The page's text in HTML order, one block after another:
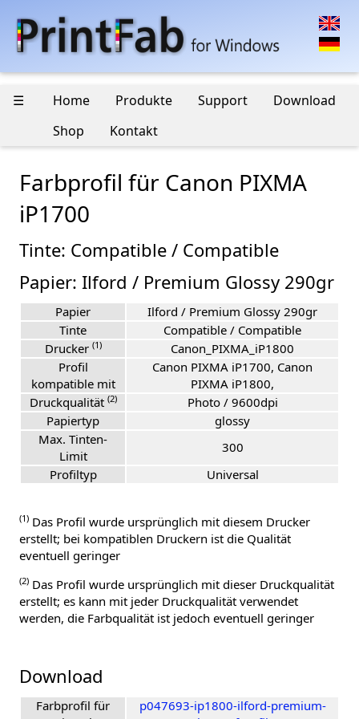
☰ Home Produkte Support
Download
Shop
Kontakt
Farbprofil für Canon PIXMA
iP1700
Tinte: Compatible / Compatible
Papier: Ilford / Premium Glossy 290gr
Papier
Ilford / Premium Glossy 290gr
Tinte
Compatible / Compatible
Drucker (1)
Canon_PIXMA_iP1800
Profil
kompatible mit
Canon PIXMA iP1700, Canon
PIXMA iP1800,
Druckqualität (2)
Photo / 9600dpi
Papiertyp
glossy
Max. Tinten-
Limit
300
Profiltyp
Universal
(1) Das Profil wurde ursprünglich mit diesem Drucker
erstellt; bei kompatiblen Druckern ist die Qualität
eventuell geringer
(2) Das Profil wurde ursprünglich mit dieser Druckqualität
erstellt; es kann mit jeder Druckqualität verwendet
werden, die Farbqualität ist jedoch eventuell geringer
Download
Farbprofil für
p047693-ip1800-ilford-premium-